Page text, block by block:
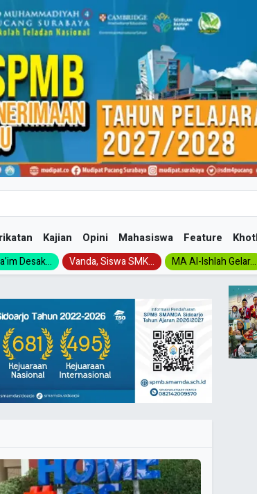
Kajian Opini Mahasiswa Feature
Desak... Vanda, Siswa SMK... MA Al-Ishlah Gelar...